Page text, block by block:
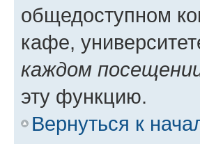
общедоступном
кафе,
каждом
эту функцию.
Вернуться к